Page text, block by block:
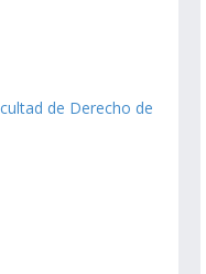
de Derecho de